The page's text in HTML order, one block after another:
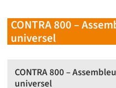
CONTRA 800 –
universel
CONTRA 800 –
universel